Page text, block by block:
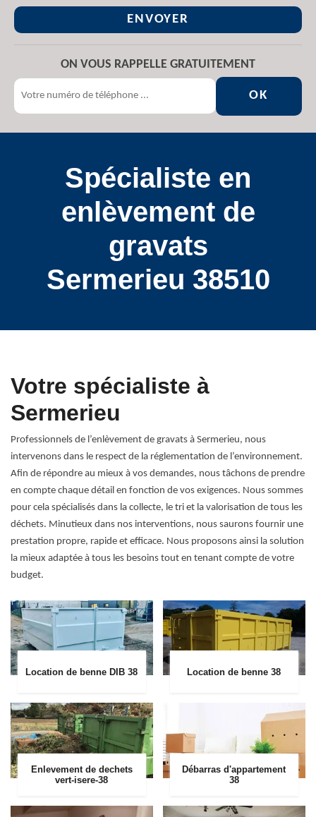
ON VOUS RAPPELLE GRATUITEMENT
Spécialiste en
enlèvement de
gravats
Sermerieu 38510
Votre spécialiste à
Sermerieu
Professionnels de l’enlèvement de gravats à Sermerieu, nous
intervenons dans le respect de la réglementation de l’environnement.
Afin de répondre au mieux à vos demandes, nous tâchons de prendre
en compte chaque détail en fonction de vos exigences. Nous sommes
pour cela spécialisés dans la collecte, le tri et la valorisation de tous les
déchets. Minutieux dans nos interventions, nous saurons fournir une
prestation propre, rapide et efficace. Nous proposons ainsi la solution
la mieux adaptée à tous les besoins tout en tenant compte de votre
budget.
Location de benne DIB 38 Location de benne 38
Enlevement de dechets
vert-isere-38
Débarras d'appartement
38